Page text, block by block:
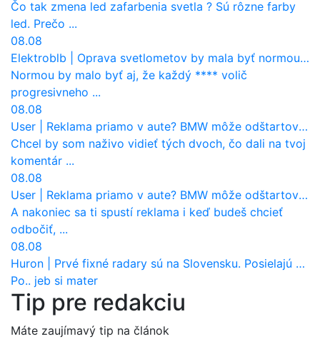
Čo tak zmena led zafarbenia svetla ? Sú rôzne farby
led. Prečo ...
08.08
Elektroblb
Oprava svetlometov by mala byť normou. Jeden nový dnes stojí priemerne 1251 eur!
Normou by malo byť aj, že každý **** volič
progresivneho ...
08.08
User
Reklama priamo v aute? BMW môže odštartovať nový trend
Chcel by som naživo vidieť tých dvoch, čo dali na tvoj
komentár ...
08.08
User
Reklama priamo v aute? BMW môže odštartovať nový trend
A nakoniec sa ti spustí reklama i keď budeš chcieť
odbočiť, ...
08.08
Huron
Prvé fixné radary sú na Slovensku. Posielajú už pokuty? Ukáže ich Waze?
Po.. jeb si mater
Tip pre redakciu
Máte zaujímavý tip na článok